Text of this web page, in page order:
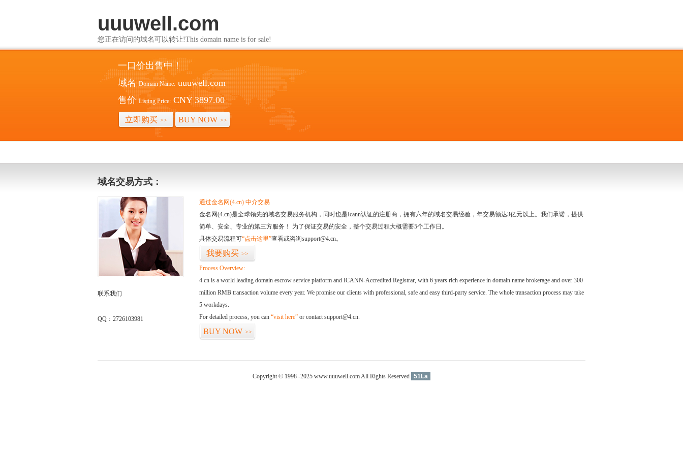
uuuwell.com
您正在访问的域名可以转让!This domain name is for sale!
一口价出售中！
域名 Domain Name: uuuwell.com
售价 Listing Price: CNY 3897.00
立即购买 >> BUY NOW >>
域名交易方式：
联系我们
QQ：2726103981
通过金名网(4.cn) 中介交易
金名网(4.cn)是全球领先的域名交易服务机构，同时也是Icann认证的注册商，拥有六年的域名交易经验，年交易额达3亿元以上。我们承诺，提供
简单、安全、专业的第三方服务！ 为了保证交易的安全，整个交易过程大概需要5个工作日。
具体交易流程可“点击这里”查看或咨询support@4.cn。
我要购买 >>
Process Overview:
4.cn is a world leading domain escrow service platform and ICANN-Accredited Registrar, with 6 years rich experience in domain name brokerage and over 300
million RMB transaction volume every year. We promise our clients with professional, safe and easy third-party service. The whole transaction process may take
5 workdays.
For detailed process, you can “visit here” or contact support@4.cn.
BUY NOW >>
Copyright © 1998 -2025 www.uuuwell.com All Rights Reserved 51La